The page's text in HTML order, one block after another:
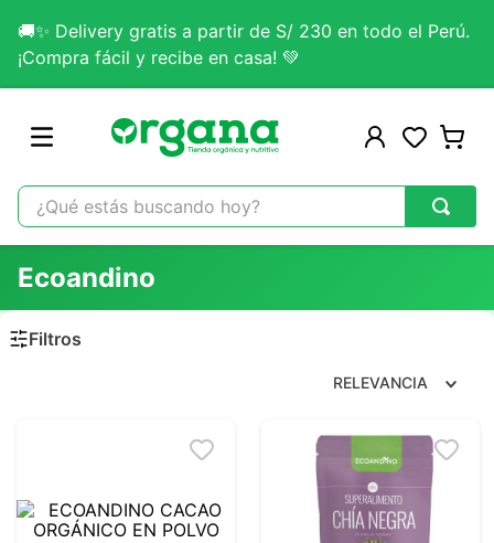
🚚✨ Delivery gratis a partir de S/ 230 en todo el Perú.
¡Compra fácil y recibe en casa! 💚
¿Qué estás buscando hoy?
1
omega 3
2.
citrato magnesio
7.
proteina
Ecoandino
RELEVANCIA